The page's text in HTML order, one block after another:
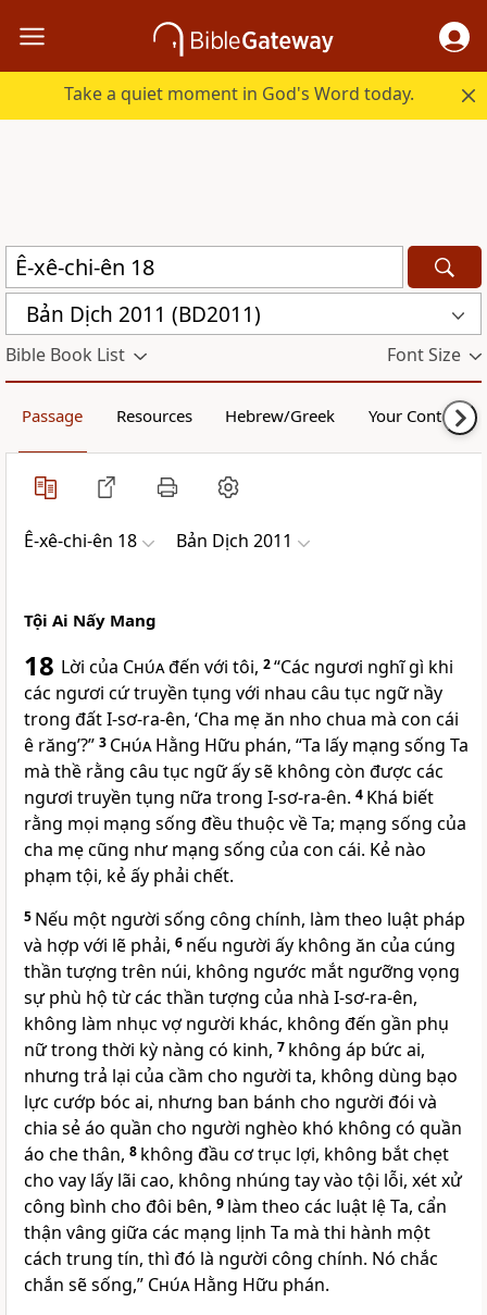
Take a quiet moment in God's Word today.
Bản Dịch 2011 (BD2011)
Bible Book List Font Size
Passage Resources Hebrew/Greek Your Content
Ê-xê-chi-ên 18 Bản Dịch 2011
Tội Ai Nấy Mang
18 Lời của Chúađến với tôi, 2“Các ngươi nghĩ gì khi
các ngươi cứ truyền tụng với nhau câu tục ngữ nầy
trong đất I-sơ-ra-ên, ‘Cha mẹ ăn nho chua mà con cái
ê răng’?” 3 ChúaHằng Hữu phán, “Ta lấy mạng sống Ta
mà thề rằng câu tục ngữ ấy sẽ không còn được các
ngươi truyền tụng nữa trong I-sơ-ra-ên. 4 Khá biết
rằng mọi mạng sống đều thuộc về Ta; mạng sống của
cha mẹ cũng như mạng sống của con cái. Kẻ nào
phạm tội, kẻ ấy phải chết.
5 Nếu một người sống công chính, làm theo luật pháp
và hợp với lẽ phải, 6 nếu người ấy không ăn của cúng
thần tượng trên núi, không ngước mắt ngưỡng vọng
sự phù hộ từ các thần tượng của nhà I-sơ-ra-ên,
không làm nhục vợ người khác, không đến gần phụ
nữ trong thời kỳ nàng có kinh, 7 không áp bức ai,
nhưng trả lại của cầm cho người ta, không dùng bạo
lực cướp bóc ai, nhưng ban bánh cho người đói và
chia sẻ áo quần cho người nghèo khó không có quần
áo che thân, 8 không đầu cơ trục lợi, không bắt chẹt
cho vay lấy lãi cao, không nhúng tay vào tội lỗi, xét xử
công bình cho đôi bên, 9 làm theo các luật lệ Ta, cẩn
thận vâng giữa các mạng lịnh Ta mà thi hành một
cách trung tín, thì đó là người công chính. Nó chắc
chắn sẽ sống,” ChúaHằng Hữu phán.